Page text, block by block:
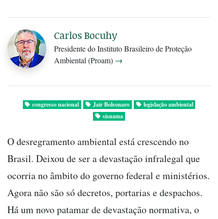
Carlos Bocuhy
Presidente do Instituto Brasileiro de Proteção
Ambiental (Proam) →
congresso nacional Jair Bolsonaro
legislação ambiental
sisnama
O desregramento ambiental está crescendo no
Brasil. Deixou de ser a devastação infralegal que
ocorria no âmbito do governo federal e ministérios.
Agora não são só decretos, portarias e despachos.
Há um novo patamar de devastação normativa, o